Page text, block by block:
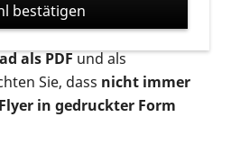
angeboten: zur
als gedruckte Variante
als PDFund als
Sie, dass nicht immer
in gedruckter Form
bestätigen